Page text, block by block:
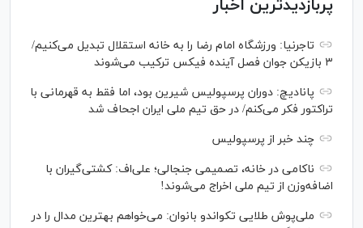
پربازدیدترین اخبار
تاجرنیا: ورزشگاه امام رضا را به خانه استقلال تبدیل می‌کنیم/
۳ بازیکن جوان فصل آینده فیکس ترکیب می‌شوند
پانادیچ: دوران پرسپولیس شیرین بود، اما فقط به قهرمانی با
تراکتور فکر می‌کنم/ در حق تیم ملی ایران اجحاف شد
چند خبر از پرسپولیس
ناکامی در خانه، تصمیمی جنجالی؛ علی‌اف: کشتی‌گیران با
اضافه‌وزن از تیم ملی اخراج می‌شوند!
ملی‌پوش‌ طلایی تکواندو بانوان: می‌خواهم بهترین مدال را در